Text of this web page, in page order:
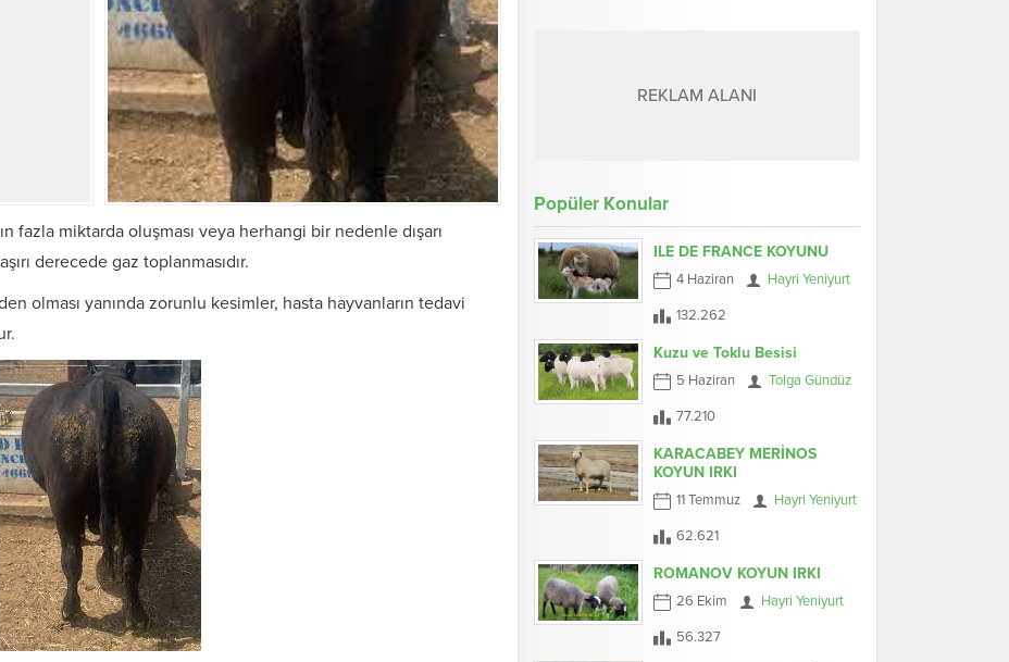
fazla miktarda oluşması veya herhangi bir nedenle dışarı
derecede gaz toplanmasıdır.
olması yanında zorunlu kesimler, hasta hayvanların tedavi
REKLAM ALANI
Popüler Konular
ILE DE FRANCE KOYUNU
4 Haziran Hayri Yeniyurt
132.262
Kuzu ve Toklu Besisi
5 Haziran Tolga Gündüz
77.210
KARACABEY MERİNOS
KOYUN IRKI
11 Temmuz Hayri Yeniyurt
62.621
ROMANOV KOYUN IRKI
26 Ekim Hayri Yeniyurt
56.327